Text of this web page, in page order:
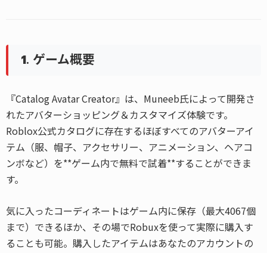
1. ゲーム概要
『Catalog Avatar Creator』は、Muneeb氏によって開発さ
れたアバターショッピング＆カスタマイズ体験です。
Roblox公式カタログに存在するほぼすべてのアバターアイ
テム（服、帽子、アクセサリー、アニメーション、ヘアコ
ンボなど）を**ゲーム内で無料で試着**することができま
す。
気に入ったコーディネートはゲーム内に保存（最大4067個
まで）できるほか、その場でRobuxを使って実際に購入す
ることも可能。購入したアイテムはあなたのアカウントの